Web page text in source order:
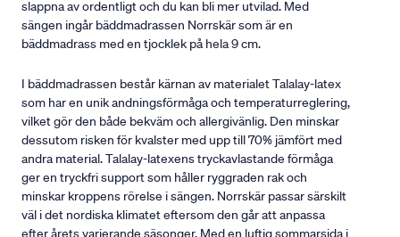
slappna av ordentligt och du kan bli mer utvilad. Med
sängen ingår bäddmadrassen Norrskär som är en
bäddmadrass med en tjocklek på hela 9 cm.
I bäddmadrassen består kärnan av materialet Talalay-latex
som har en unik andningsförmåga och temperaturreglering,
vilket gör den både bekväm och allergivänlig. Den minskar
dessutom risken för kvalster med upp till 70% jämfört med
andra material. Talalay-latexens tryckavlastande förmåga
ger en tryckfri support som håller ryggraden rak och
minskar kroppens rörelse i sängen. Norrskär passar särskilt
väl i det nordiska klimatet eftersom den går att anpassa
efter årets varierande säsonger. Med en luftig sommarsida i